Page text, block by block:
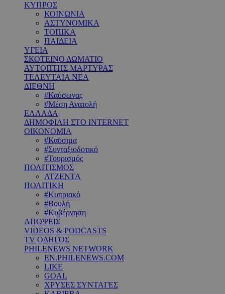
ΚΥΠΡΟΣ
ΚΟΙΝΩΝΙΑ
ΑΣΤΥΝΟΜΙΚΑ
ΤΟΠΙΚΑ
ΠΑΙΔΕΙΑ
ΥΓΕΙΑ
ΣΚΟΤΕΙΝΟ ΔΩΜΑΤΙΟ
ΑΥΤΟΠΤΗΣ ΜΑΡΤΥΡΑΣ
ΤΕΛΕΥΤΑΙΑ ΝΕΑ
ΔΙΕΘΝΗ
#Καύσωνας
#Μέση Ανατολή
ΕΛΛΑΔΑ
ΔΗΜΟΦΙΛΗ ΣΤΟ INTERNET
ΟΙΚΟΝΟΜΙΑ
#Καύσιμα
#Συνταξιοδοτικό
#Τουρισμός
ΠΟΛΙΤΙΣΜΟΣ
ΑΤΖΕΝΤΑ
ΠΟΛΙΤΙΚΗ
#Κυπριακό
#Βουλή
#Κυβέρνηση
ΑΠΟΨΕΙΣ
VIDEOS & PODCASTS
TV ΟΔΗΓΟΣ
PHILENEWS NETWORK
EN.PHILENEWS.COM
LIKE
GOAL
ΧΡΥΣΕΣ ΣΥΝΤΑΓΕΣ